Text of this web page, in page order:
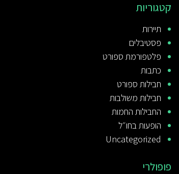
קטגוריות
תיירות
פסטיבלים
פלטפורמת ספורט
כתבות
חבילות ספורט
חבילות משולבות
החבילות החמות
הופעות בחו״ל
Uncategorized
פופולרי